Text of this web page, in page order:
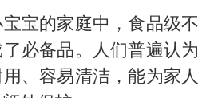
费大厨不自称“大王”了
医疗垃圾做手机壳 这也是谋财害命
武契奇：欧洲已处于大战边缘
宝的家庭中，食品级不
必备品。人们普遍认为
、容易清洁，能为家人